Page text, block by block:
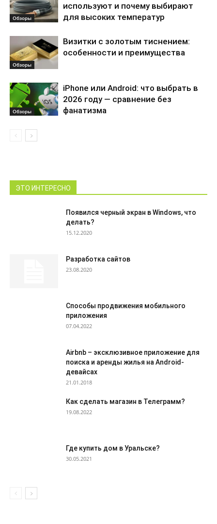
Обзоры
используют и почему выбирают
для высоких температур
Обзоры
Визитки с золотым тиснением:
особенности и преимущества
Обзоры
iPhone или Android: что выбрать в
2026 году — сравнение без
фанатизма
ЭТО ИНТЕРЕСНО
Появился черный экран в Windows, что
делать?
15.12.2020
Разработка сайтов
23.08.2020
Способы продвижения мобильного
приложения
07.04.2022
Airbnb – эксклюзивное приложение для
поиска и аренды жилья на Android-
девайсах
21.01.2018
Как сделать магазин в Телеграмм?
19.08.2022
Где купить дом в Уральске?
30.05.2021